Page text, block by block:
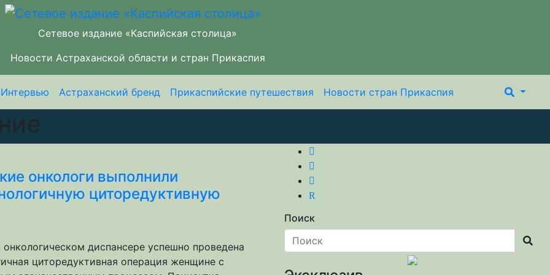
Сетевое издание «Каспийская столица»
Новости Астраханской области и стран Прикаспия
Интервью Астраханский бренд Прикаспийские путешествия Новости стран Прикаспия
онкологи выполнили
циторедуктивную
диспансере успешно проведена
циторедуктивная операция женщине с
R
Поиск